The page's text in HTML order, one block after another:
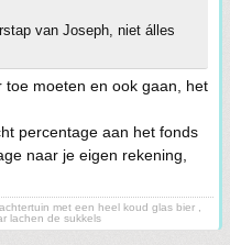
van Joseph, niet álles
toe moeten en ook gaan, het
percentage aan het fonds
naar je eigen rekening,
met een heel koud glas bier ,
lachen de sukkels